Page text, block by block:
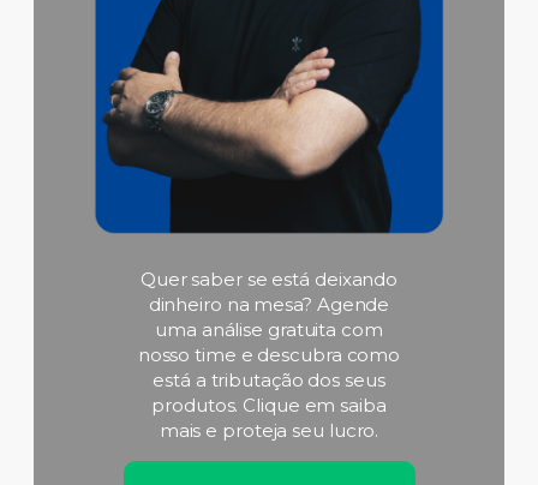
Quer saber se está deixando
dinheiro na mesa? Agende
uma análise gratuita com
nosso time e descubra como
está a tributação dos seus
produtos. Clique em saiba
mais e proteja seu lucro.